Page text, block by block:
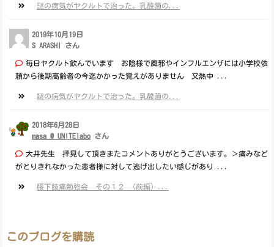
謎の病気がヤクルトで治った。乳酸菌の...
2019年10月19日
S ARASHI さん
毎日ヤクルト飲んでいます お陰様で風邪やインフルエンザには小学校依
頼から後期高齢者の今迄かかった覚えがありません 又熱中 ...
謎の病気がヤクルトで治った。乳酸菌の...
2018年6月28日
masa @ UNITElabo さん
大井先生 拝見して頂きまたコメントありがとうございます。＞痛みなど
がとりきれなかった患者様に対して逃げ出したい感じがあり ...
腰下肢痛勉強会 その１２ （前編）...
このブログを購読